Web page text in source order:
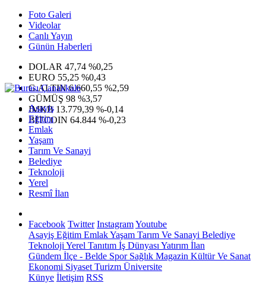
Foto Galeri
Videolar
Canlı Yayın
Günün Haberleri
DOLAR 47,74 %0,25
EURO 55,25 %0,43
G.ALTIN6.660,55 %2,59
GÜMÜŞ 98 %3,57
IMKB 13.779,39 %-0,14
BITCOIN 64.844 %-0,23
Asayiş
Eğitim
Emlak
Yaşam
Tarım Ve Sanayi
Belediye
Teknoloji
Yerel
Resmî İlan
Facebook Twitter InstagramYoutube
Asayiş Eğitim EmlakYaşam Tarım Ve Sanayi Belediye
Teknoloji Yerel Tanıtım İş Dünyası Yatırım İlan
Gündem İlçe - Belde SporSağlık Magazin Kültür Ve Sanat
Ekonomi Siyaset Turizm Üniversite
Künye İletişim RSS